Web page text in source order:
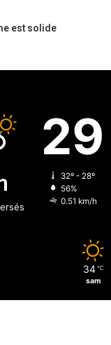
est solide
29
32º - 28º
56%
0.51 km/h
34 ℃
sam